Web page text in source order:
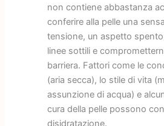
non contiene abbastanza
conferire alla pelle una
tensione, un aspetto
linee sottili e
barriera. Fattori come le
(aria secca), lo stile di vita
assunzione di acqua) e
cura della pelle possono
disidratazione.